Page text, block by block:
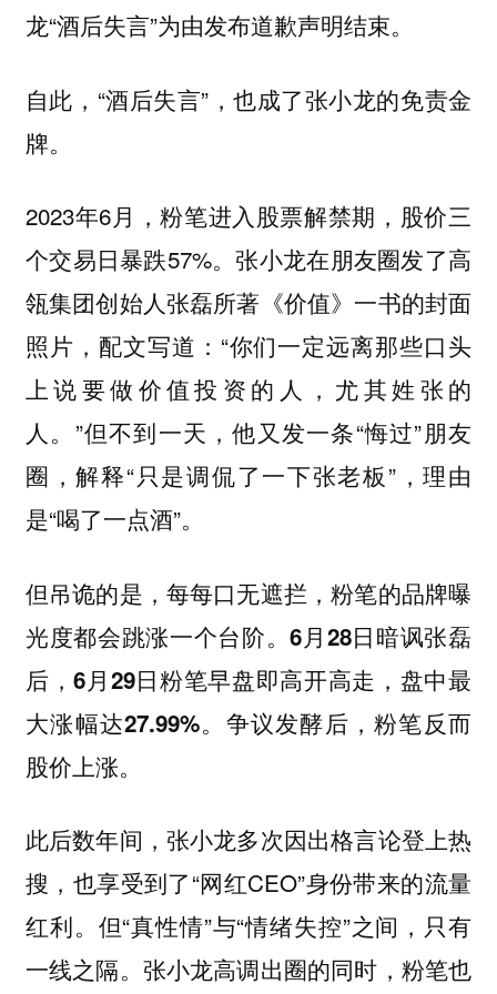
龙“酒后失言”为由发布道歉声明结束。
自此，“酒后失言”，也成了张小龙的免责金
牌。
2023年6月，粉笔进入股票解禁期，股价三
个交易日暴跌57%。张小龙在朋友圈发了高
瓴集团创始人张磊所著《价值》一书的封面
照片，配文写道：“你们一定远离那些口头
上说要做价值投资的人，尤其姓张的
人。”但不到一天，他又发一条“悔过”朋友
圈，解释“只是调侃了一下张老板”，理由
是“喝了一点酒”。
但吊诡的是，每每口无遮拦，粉笔的品牌曝
光度都会跳涨一个台阶。6月28日暗讽张磊
后，6月29日粉笔早盘即高开高走，盘中最
大涨幅达27.99%。争议发酵后，粉笔反而
股价上涨。
此后数年间，张小龙多次因出格言论登上热
搜，也享受到了“网红CEO”身份带来的流量
红利。但“真性情”与“情绪失控”之间，只有
一线之隔。张小龙高调出圈的同时，粉笔也